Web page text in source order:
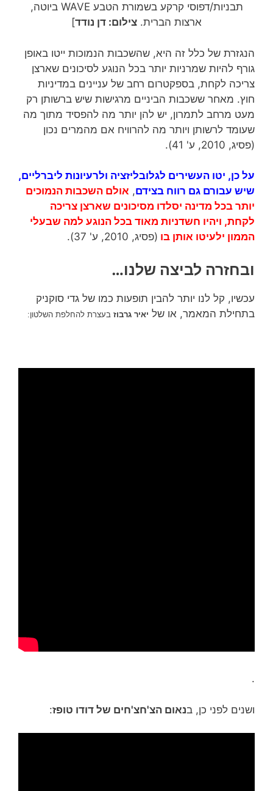
תבניות/דפוסי קרקע בשמורת הטבע WAVE ביוטה,
ארצות הברית. צילום: דן נודד]
הנגזרת של כלל זה היא, שהשכבות הנמוכות ייטו באופן
גורף להיות שמרניות יותר בכל הנוגע לסיכונים שארצן
צריכה לקחת, בספקטרום רחב של עניינים במדיניות
חוץ. מאחר ששכבות הביניים מרגישות שיש ברשותן רק
מעט מרחב לתמרון, יש להן יותר מה להפסיד מתוך מה
שעומד לרשותן ויותר מה להרוויח אם מהמרים נכון
(פסיג, 2010, ע' 41).
על כן, יטו העשירים לגלובליזציה ולרעיונות ליברליים,
שיש עבורם גם רווח בצידם, אולם השכבות הנמוכים
יותר בכל מדינה יסלדו מסיכונים שארצן צריכה
לקחת, ויהיו חשדניות מאוד בכל הנוגע למה שבעלי
הממון ילעיטו אותן בו (פסיג, 2010, ע' 37).
ובחזרה לביצה שלנו…
עכשיו, קל לנו יותר להבין תופעות כמו של גדי סוקניק
בתחילת המאמר, או של יאיר גרבוז בעצרת להחלפת השלטון:
.
ושנים לפני כן, בנאום הצ'חצ'חים של דודו טופז: